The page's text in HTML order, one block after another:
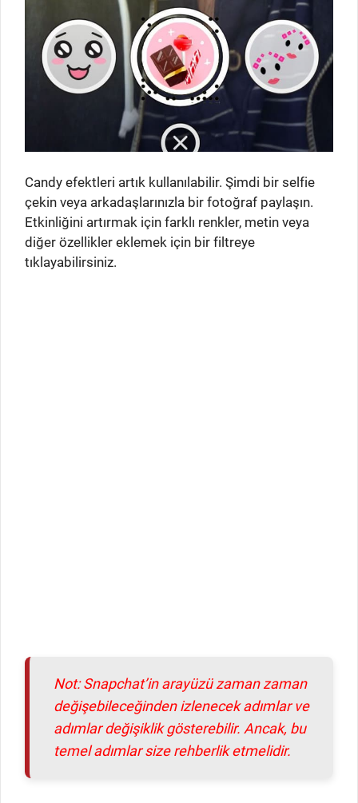
Candy efektleri artık kullanılabilir. Şimdi bir selfie
çekin veya arkadaşlarınızla bir fotoğraf paylaşın.
Etkinliğini artırmak için farklı renkler, metin veya
diğer özellikler eklemek için bir filtreye
tıklayabilirsiniz.
Not: Snapchat’in arayüzü zaman zaman
değişebileceğinden izlenecek adımlar ve
adımlar değişiklik gösterebilir. Ancak, bu
temel adımlar size rehberlik etmelidir.